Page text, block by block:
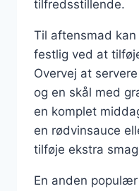
tilfredsstillende.
Til aftensmad
festlig ved at
Overvej at
og en skål med
en komplet
en rødvinsauce
tilføje ekstra
En anden